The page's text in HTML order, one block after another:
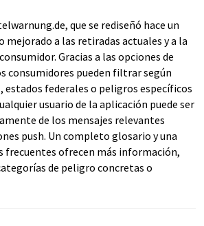
que se rediseñó hace un
mejorado a las retiradas actuales y a la
Gracias a las opciones de
consumidores pueden filtrar según
estados federales o peligros específicos
usuario de la aplicación puede ser
de los mensajes relevantes
push. Un completo glosario y una
frecuentes ofrecen más información,
de peligro concretas o